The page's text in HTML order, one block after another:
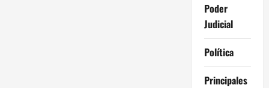
Poder
Judicial
Política
Principales